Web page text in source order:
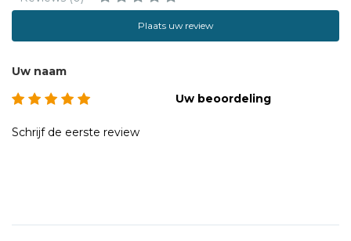
Plaats uw review
Uw naam
Uw beoordeling
Schrijf de eerste review